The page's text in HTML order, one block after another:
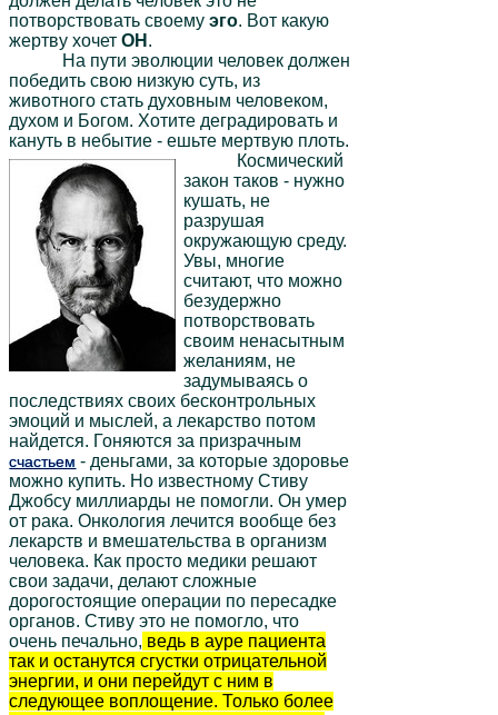
потворствовать своемуэго. Вот какую
жертву хочетОН .
На пути эволюции человек должен
победить свою низкую суть, из
животного стать духовным человеком,
духом и Богом. Хотите деградировать и
кануть в небытие - ешьте мертвую плоть.
Космический
закон таков - нужно
кушать, не
разрушая
окружающую среду.
Увы, многие
считают, что можно
безудержно
потворствовать
своим ненасытным
желаниям, не
задумываясь о
последствиях своих бесконтрольных
эмоций и мыслей, а лекарство потом
найдется. Гоняются за призрачным
счастьем - деньгами, за которые здоровье
можно купить. Но известному Стиву
Джобсу миллиарды не помогли. Он умер
от рака. Онкология лечится вообще без
лекарств и вмешательства в организм
человека. Как просто медики решают
свои задачи, делают сложные
дорогостоящие операции по пересадке
органов. Стиву это не помогло, что
очень печально, ведь в ауре пациента
так и останутся сгустки отрицательной
энергии, и они перейдут с ним в
следующее воплощение. Только более